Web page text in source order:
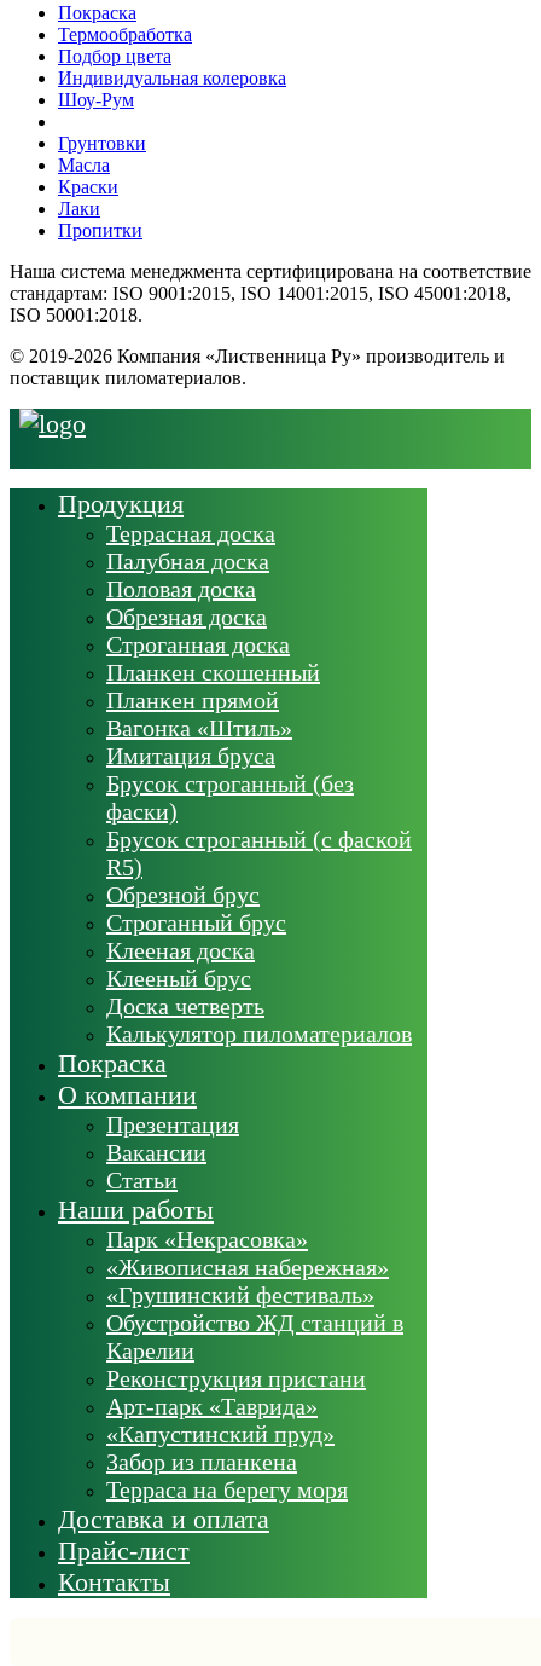
Покраска
Термообработка
Подбор цвета
Индивидуальная колеровка
Шоу-Рум
Грунтовки
Масла
Краски
Лаки
Пропитки
Наша система менеджмента сертифицирована на соответствие
стандартам: ISO 9001:2015, ISO 14001:2015, ISO 45001:2018,
ISO 50001:2018.
© 2019-2026 Компания «Лиственница Ру» производитель и
поставщик пиломатериалов.
Продукция
Террасная доска
Палубная доска
Половая доска
Обрезная доска
Строганная доска
Планкен скошенный
Планкен прямой
Вагонка «Штиль»
Имитация бруса
Брусок строганный (без
фаски)
Брусок строганный (с фаской
R5)
Обрезной брус
Строганный брус
Клееная доска
Клееный брус
Доска четверть
Калькулятор пиломатериалов
Покраска
О компании
Презентация
Вакансии
Статьи
Наши работы
Парк «Некрасовка»
«Живописная набережная»
«Грушинский фестиваль»
Обустройство ЖД станций в
Карелии
Реконструкция пристани
Арт-парк «Таврида»
«Капустинский пруд»
Забор из планкена
Терраса на берегу моря
Доставка и оплата
Прайс-лист
Контакты